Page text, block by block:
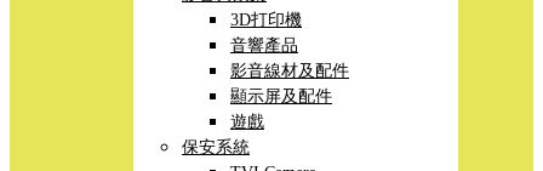
3D打印機
音響產品
影音線材及配件
顯示屏及配件
遊戲
保安系統